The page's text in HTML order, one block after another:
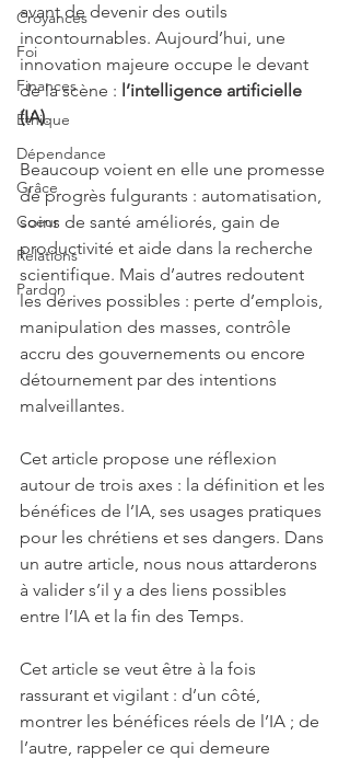
Croyances
Foi
Finances
Éthique
Dépendance
Grâce
Coeur
Relations
Pardon
avant de devenir des outils
incontournables. Aujourd’hui, une
innovation majeure occupe le devant
de la scène : l’intelligence artificielle
(IA).
Beaucoup voient en elle une promesse
de progrès fulgurants : automatisation,
soins de santé améliorés, gain de
productivité et aide dans la recherche
scientifique. Mais d’autres redoutent
les dérives possibles : perte d’emplois,
manipulation des masses, contrôle
accru des gouvernements ou encore
détournement par des intentions
malveillantes.
Cet article propose une réflexion
autour de trois axes : la définition et les
bénéfices de l’IA, ses usages pratiques
pour les chrétiens et ses dangers. Dans
un autre article, nous nous attarderons
à valider s’il y a des liens possibles
entre l’IA et la fin des Temps.
Cet article se veut être à la fois
rassurant et vigilant : d’un côté,
montrer les bénéfices réels de l’IA ; de
l’autre, rappeler ce qui demeure